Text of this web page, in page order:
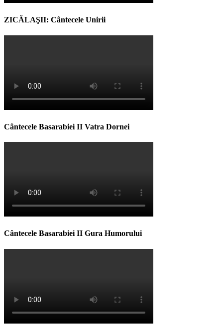
ZICĂLAŞII: Cântecele Unirii
Cântecele Basarabiei II Vatra Dornei
Cântecele Basarabiei II Gura Humorului